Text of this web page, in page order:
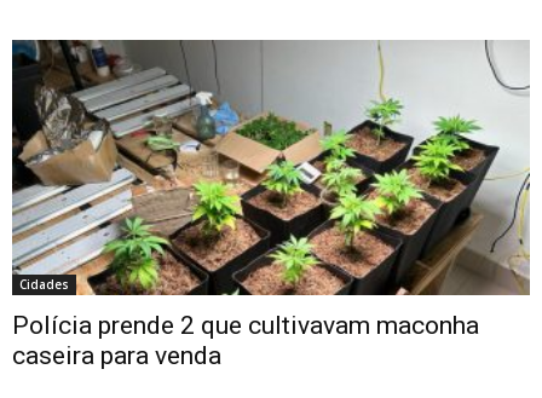
Cidades
Polícia prende 2 que cultivavam maconha
caseira para venda